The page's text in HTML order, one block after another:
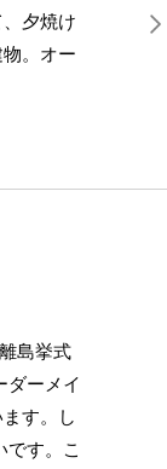
夕焼け
。オー
島挙式
ダーメイ
す。し
す。こ